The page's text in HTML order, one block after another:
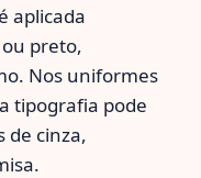
aplicada
preto,
Nos uniformes
tipografia pode
de cinza,